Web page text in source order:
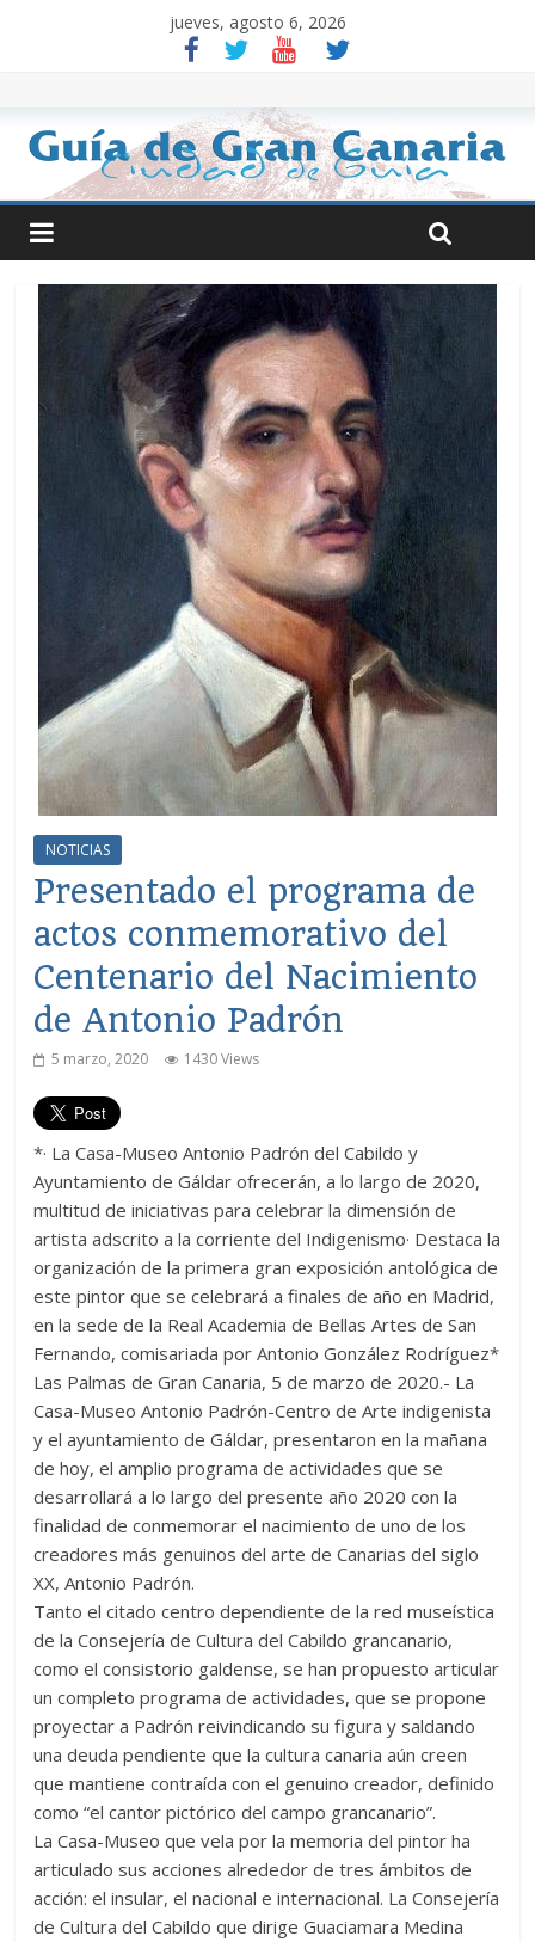
jueves, agosto 6, 2026
NOTICIAS
Presentado el programa de
actos conmemorativo del
Centenario del Nacimiento
de Antonio Padrón
5 marzo, 2020 1430 Views
*· La Casa-Museo Antonio Padrón del Cabildo y
Ayuntamiento de Gáldar ofrecerán, a lo largo de 2020,
multitud de iniciativas para celebrar la dimensión de
artista adscrito a la corriente del Indigenismo· Destaca la
organización de la primera gran exposición antológica de
este pintor que se celebrará a finales de año en Madrid,
en la sede de la Real Academia de Bellas Artes de San
Fernando, comisariada por Antonio González Rodríguez*
Las Palmas de Gran Canaria, 5 de marzo de 2020.- La
Casa-Museo Antonio Padrón-Centro de Arte indigenista
y el ayuntamiento de Gáldar, presentaron en la mañana
de hoy, el amplio programa de actividades que se
desarrollará a lo largo del presente año 2020 con la
finalidad de conmemorar el nacimiento de uno de los
creadores más genuinos del arte de Canarias del siglo
XX, Antonio Padrón.
Tanto el citado centro dependiente de la red museística
de la Consejería de Cultura del Cabildo grancanario,
como el consistorio galdense, se han propuesto articular
un completo programa de actividades, que se propone
proyectar a Padrón reivindicando su figura y saldando
una deuda pendiente que la cultura canaria aún creen
que mantiene contraída con el genuino creador, definido
como “el cantor pictórico del campo grancanario”.
La Casa-Museo que vela por la memoria del pintor ha
articulado sus acciones alrededor de tres ámbitos de
acción: el insular, el nacional e internacional. La Consejería
de Cultura del Cabildo que dirige Guaciamara Medina